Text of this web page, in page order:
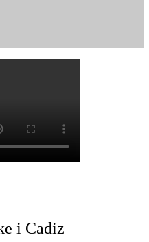
i Cadiz